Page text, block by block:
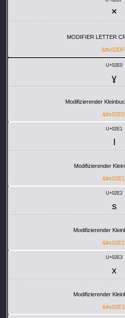
˟
MODIFIER LETTER
U+02E0
ˠ
Modifizierender
&#x02E0;
U+02E1
ˡ
Modifizierender
&#x02E1;
U+02E2
ˢ
Modifizierender
&#x02E2;
U+02E3
ˣ
Modifizierender
&#x02E3;